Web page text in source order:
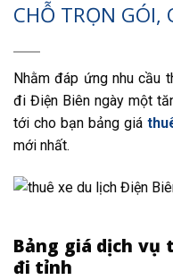
CHỖ TRỌN GÓI,
Nhằm đáp ứng nhu cầu
đi Điện Biên ngày một
tới cho bạn bảng giá
mới nhất.
Bảng giá dịch vụ
đi tỉnh